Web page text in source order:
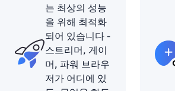
는 최상의 성능
을 위해 최적화
되어 있습니다 -
스트리머, 게이
머, 파워 브라우
저가 어디에 있